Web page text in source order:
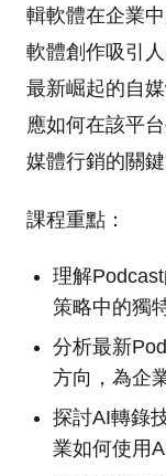
輯軟體在企業
軟體創作吸引
最新崛起的自
應如何在該平
媒體行銷的關鍵
課程重點：
理解
策略中的獨
分析最新
方向，為企
探討AI轉錄
業如何使用